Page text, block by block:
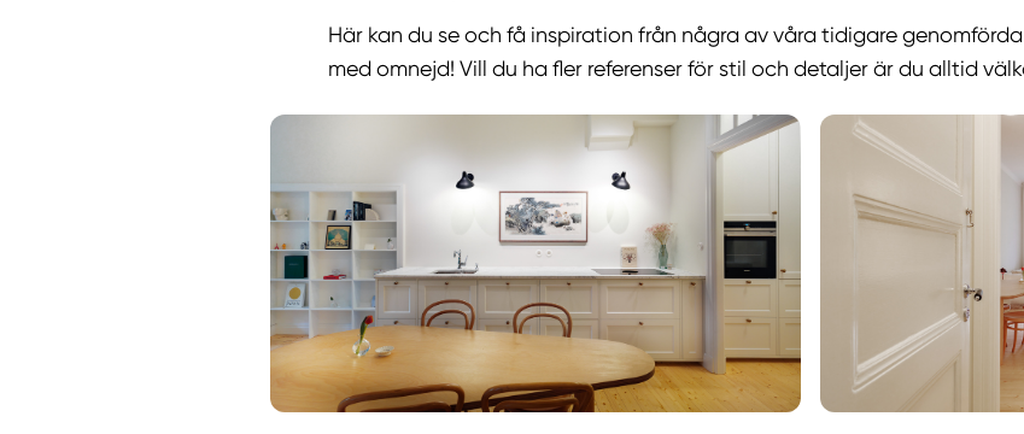
Här kan du se och få inspiration från några av våra tidigare
med omnejd! Vill du ha fler referenser för stil och detaljer är du alltid